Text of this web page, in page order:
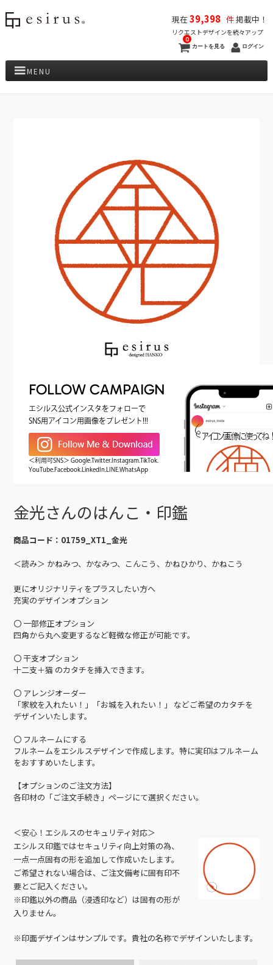
現在39,398 件掲載中！
リクエストデザインを続々アップ
カートを見る
0
ログイン
MENU
FOLLOW CAMPAIGN
エシルス公式インスタをフォローで
SNS用アイコン用画像をプレゼント!!!
＜利用可SNS＞ Google.Twitter.Instagram.TikTok.
YouTube.Facebook.LinkedIn.LINE.WhatsApp
金光さんのはんこ・印鑑
商品コード： 01759_XT1_金光
＜読み＞ かねみつ、かなみつ、こんこう、かねひかり、かねこう
更にオリジナリティをプラスしたい方へ
充実のデザインオプション
〇 一部修正オプション
四角から丸へ変更するなど軽微な修正が可能です。
〇 干支オプション
十二支＋猫 のカタチを挿入できます。
〇 アレンジオーダー
「家紋を入れたい！」「お城を入れたい！」 などご希望のカタチを
デザインいたします。
〇 フルネームにする
フルネームをエシルスデザインで作成します。特に実印はフルネーム
をおすすめいたします。
【オプションのご注文方法】
各印材の「ご注文手続き」ページにて選択ください。
＜安心！エシルスのセキュリティ対応＞
エシルス印鑑ではセキュリティ向上対策の為、
一点一点固有の形を追加して作成いたします。
ご希望されない場合は、ご注文備考に固有印不
要とご記入ください。
※印鑑以外の商品（浸透印など）は固有の形が
入りません。
※印面デザインはサンプルです。貴社の名称でデザインいたします。